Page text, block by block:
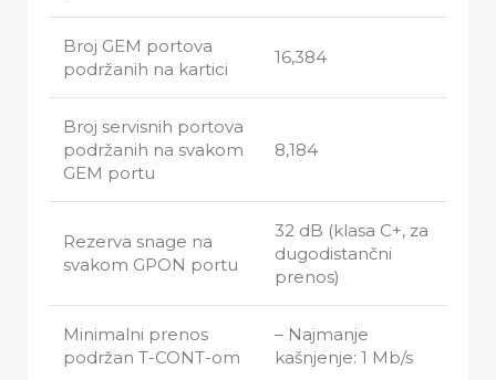
Broj GEM portova
podržanih na kartici
16,384
Broj servisnih portova
podržanih na svakom
GEM portu
8,184
Rezerva snage na
svakom GPON portu
32 dB (klasa C+, za
dugodistančni
prenos)
Minimalni prenos
podržan T-CONT-om
– Najmanje
kašnjenje: 1 Mb/s